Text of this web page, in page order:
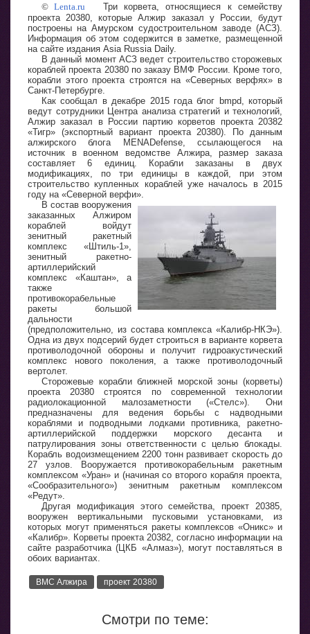
© Lenta.ru
Три корвета, относящиеся к семейству
проекта 20380, которые Алжир заказал у России, будут
построены на Амурском судостроительном заводе (АСЗ).
Информация об этом содержится в заметке, размещенной
на сайте издания Asia Russia Daily.
В данный момент АСЗ ведет строительство сторожевых
кораблей проекта 20380 по заказу ВМФ России. Кроме того,
корабли этого проекта строятся на «Северных верфях» в
Санкт-Петербурге.
Как сообщал в декабре 2015 года блог bmpd, который
ведут сотрудники Центра анализа стратегий и технологий,
Алжир заказал в России партию корветов проекта 20382
«Тигр» (экспортный вариант проекта 20380). По данным
алжирского блога MENADefense, ссылающегося на
источник в военном ведомстве Алжира, размер заказа
составляет 6 единиц. Корабли заказаны в двух
модификациях, по три единицы в каждой, при этом
строительство купленных кораблей уже началось в 2015
году на «Северной верфи».
В состав вооружения
заказанных Алжиром
кораблей войдут
зенитный ракетный
комплекс «Штиль-1»,
зенитный ракетно-
артиллерийский
комплекс «Каштан», а
также
противокорабельные
ракеты большой
дальности
(предположительно, из состава комплекса «Калибр-НКЭ»).
Одна из двух подсерий будет строиться в варианте корвета
противолодочной обороны и получит гидроакустический
комплекс нового поколения, а также противолодочный
вертолет.
Сторожевые корабли ближней морской зоны (корветы)
проекта 20380 строятся по современной технологии
радиолокационной малозаметности («Стелс»). Они
предназначены для ведения борьбы с надводными
кораблями и подводными лодками противника, ракетно-
артиллерийской поддержки морского десанта и
патрулирования зоны ответственности с целью блокады.
Корабль водоизмещением 2200 тонн развивает скорость до
27 узлов. Вооружается противокорабельным ракетным
комплексом «Уран» и (начиная со второго корабля проекта,
«Сообразительного») зенитным ракетным комплексом
«Редут».
Другая модификация этого семейства, проект 20385,
вооружен вертикальными пусковыми установками, из
которых могут применяться ракеты комплексов «Оникс» и
«Калибр». Корветы проекта 20382, согласно информации на
сайте разработчика (ЦКБ «Алмаз»), могут поставляться в
обоих вариантах.
ВМС Алжира проект 20380
Смотри по теме: